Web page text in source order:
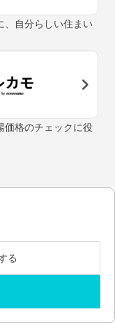
、自分らしい住まい
価格のチェックに役
る